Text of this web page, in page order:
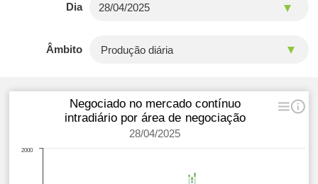
Dia
Âmbito
Negociado no mercado contínuo
intradiário por área de negociação
28/04/2025
2000